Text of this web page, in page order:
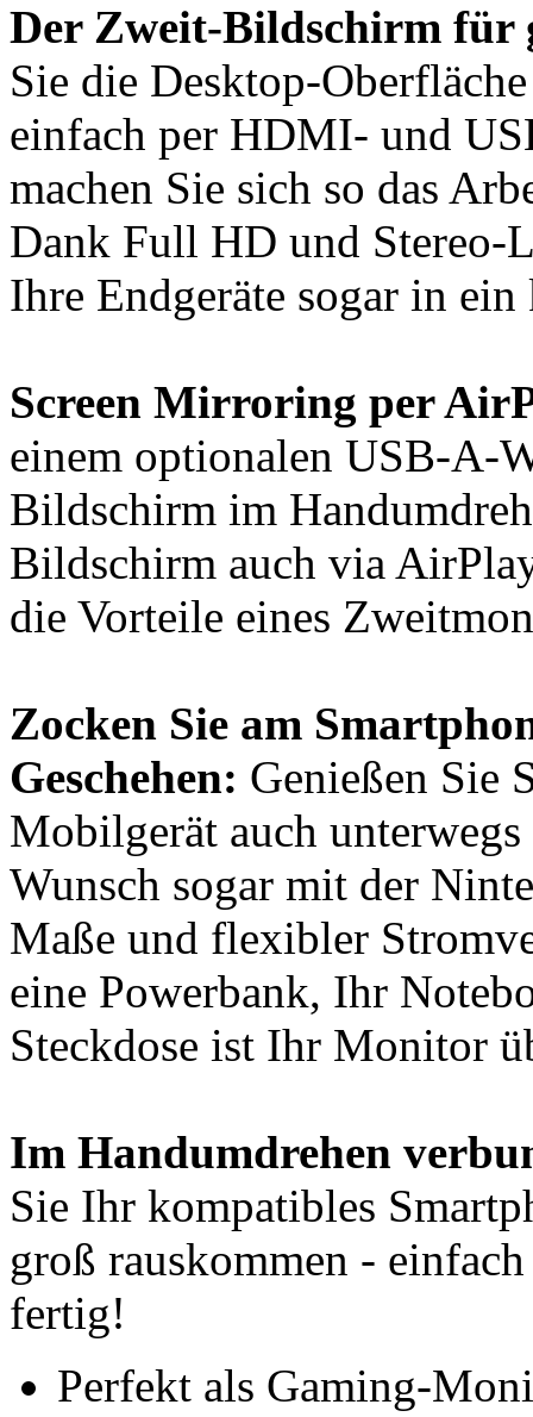
Der Zweit-Bildschirm für
Sie die Desktop-
einfach per HDMI- und
machen Sie sich so das
Dank Full HD und Stereo-
Ihre Endgeräte sogar in
Screen Mirroring per
einem optionalen USB-A-
Bildschirm im
Bildschirm auch via
die Vorteile eines
Zocken Sie am
Geschehen: Genießen Sie
Mobilgerät auch
Wunsch sogar mit der
Maße und flexibler
eine Powerbank, Ihr
Steckdose ist Ihr Monitor
Im Handumdrehen
Sie Ihr kompatibles
groß rauskommen -
fertig!
Perfekt als Gaming-